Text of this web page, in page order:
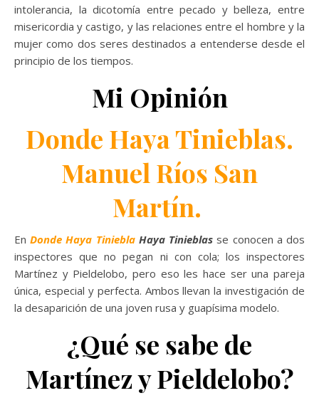
intolerancia, la dicotomía entre pecado y belleza, entre
misericordia y castigo, y las relaciones entre el hombre y la
mujer como dos seres destinados a entenderse desde el
principio de los tiempos.
Mi Opinión
Donde Haya Tinieblas.
Manuel Ríos San
Martín.
EnDonde Haya TinieblaHaya Tinieblas se conocen a dos
inspectores que no pegan ni con cola; los inspectores
Martínez y Pieldelobo, pero eso les hace ser una pareja
única, especial y perfecta. Ambos llevan la investigación de
la desaparición de una joven rusa y guapísima modelo.
¿Qué se sabe de
Martínez y Pieldelobo?